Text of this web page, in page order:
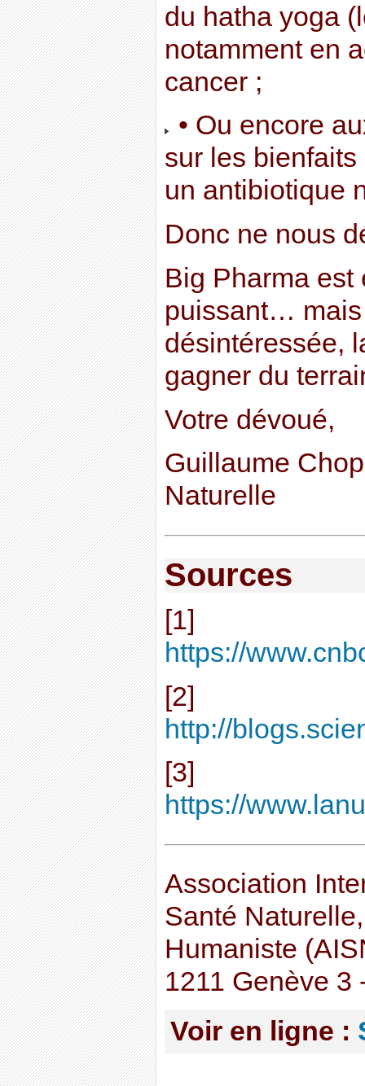
du hatha yoga
notamment en
cancer ;
• Ou encore
sur les
un antibiotique
Donc ne nous
Big Pharma est
puissant…
désintéressée,
gagner du
Votre dévoué,
Guillaume
Naturelle
Sources
[1]
https://
[2]
http://
[3]
https://
Association
Santé
Humaniste
1211 Genève 3
Voir en ligne :